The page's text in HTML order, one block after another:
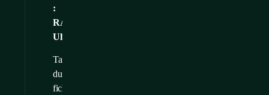
:
RAMOS
Ultra
Taille
du
fichier